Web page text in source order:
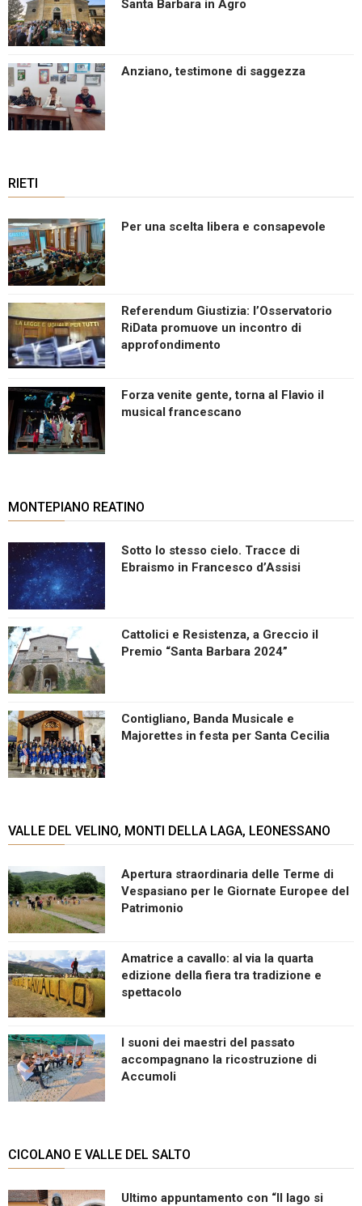
Santa Barbara in Agro
Anziano, testimone di saggezza
RIETI
Per una scelta libera e consapevole
Referendum Giustizia: l’Osservatorio
RiData promuove un incontro di
approfondimento
Forza venite gente, torna al Flavio il
musical francescano
MONTEPIANO REATINO
Sotto lo stesso cielo. Tracce di
Ebraismo in Francesco d’Assisi
Cattolici e Resistenza, a Greccio il
Premio “Santa Barbara 2024”
Contigliano, Banda Musicale e
Majorettes in festa per Santa Cecilia
VALLE DEL VELINO, MONTI DELLA LAGA, LEONESSANO
Apertura straordinaria delle Terme di
Vespasiano per le Giornate Europee del
Patrimonio
Amatrice a cavallo: al via la quarta
edizione della fiera tra tradizione e
spettacolo
I suoni dei maestri del passato
accompagnano la ricostruzione di
Accumoli
CICOLANO E VALLE DEL SALTO
Ultimo appuntamento con “Il lago si